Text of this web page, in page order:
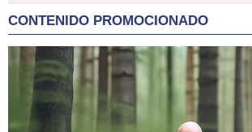
CONTENIDO PROMOCIONADO